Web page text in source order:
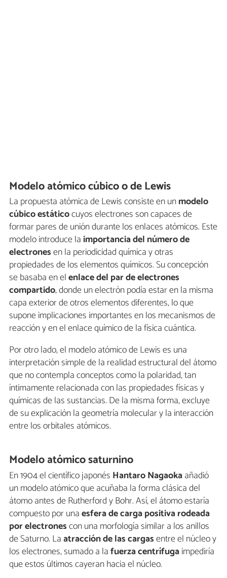
Modelo atómico cúbico o de Lewis
La propuesta atómica de Lewis consiste en unmodelo
cúbico estáticocuyos electrones son capaces de
formar pares de unión durante los enlaces atómicos. Este
modelo introduce la importancia del número de
electronesen la periodicidad química y otras
propiedades de los elementos químicos. Su concepción
se basaba en elenlace del par de electrones
compartido, donde un electrón podía estar en la misma
capa exterior de otros elementos diferentes, lo que
supone implicaciones importantes en los mecanismos de
reacción y en el enlace químico de la física cuántica.
Por otro lado, el modelo atómico de Lewis es una
interpretación simple de la realidad estructural del átomo
que no contempla conceptos como la polaridad, tan
íntimamente relacionada con las propiedades físicas y
químicas de las sustancias. De la misma forma, excluye
de su explicación la geometría molecular y la interacción
entre los orbitales atómicos.
Modelo atómico saturnino
En 1904 el científico japonés Hantaro Nagaokaañadió
un modelo atómico que acuñaba la forma clásica del
átomo antes de Rutherford y Bohr. Así, el átomo estaría
compuesto por unaesfera de carga positiva rodeada
por electronescon una morfología similar a los anillos
de Saturno. Laatracción de las cargasentre el núcleo y
los electrones, sumado a lafuerza centrífugaimpediría
que estos últimos cayeran hacia el núcleo.